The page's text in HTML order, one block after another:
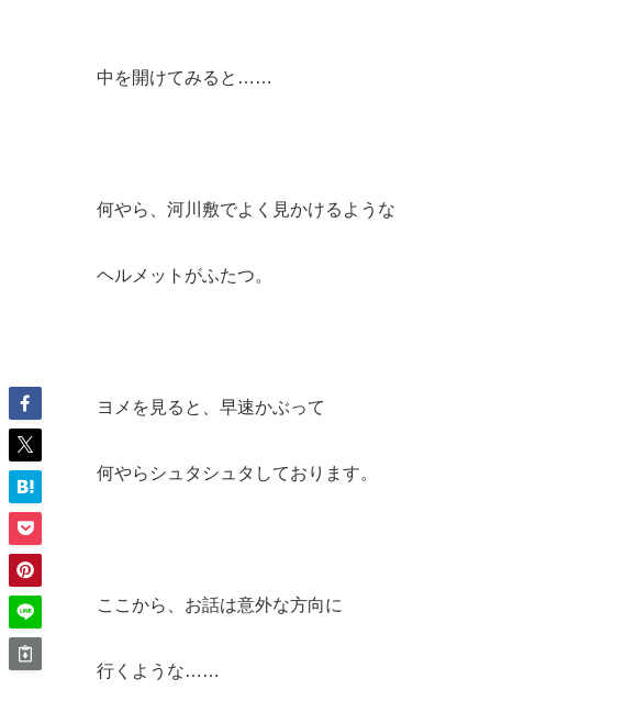
中を開けてみると……
何やら、河川敷でよく見かけるような
ヘルメットがふたつ。
ヨメを見ると、早速かぶって
何やらシュタシュタしております。
ここから、お話は意外な方向に
行くような……